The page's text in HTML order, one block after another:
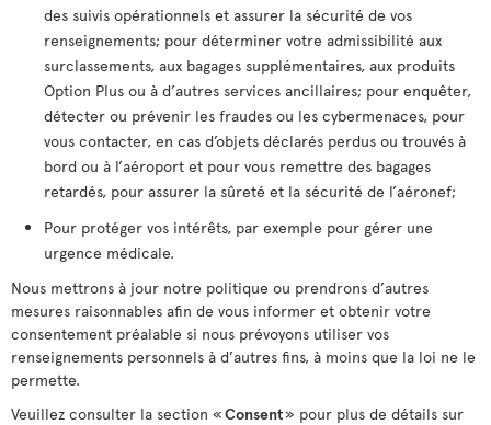
des suivis opérationnels et assurer la sécurité de vos
renseignements; pour déterminer votre admissibilité aux
surclassements, aux bagages supplémentaires, aux produits
Option Plus ou à d’autres services ancillaires; pour enquêter,
détecter ou prévenir les fraudes ou les cybermenaces, pour
vous contacter, en cas d’objets déclarés perdus ou trouvés à
bord ou à l’aéroport et pour vous remettre des bagages
retardés, pour assurer la sûreté et la sécurité de l’aéronef;
Pour protéger vos intérêts, par exemple pour gérer une
urgence médicale.
Nous mettrons à jour notre politique ou prendrons d’autres
mesures raisonnables afin de vous informer et obtenir votre
consentement préalable si nous prévoyons utiliser vos
renseignements personnels à d’autres fins, à moins que la loi ne le
permette.
Veuillez consulter la section «Consent» pour plus de détails sur